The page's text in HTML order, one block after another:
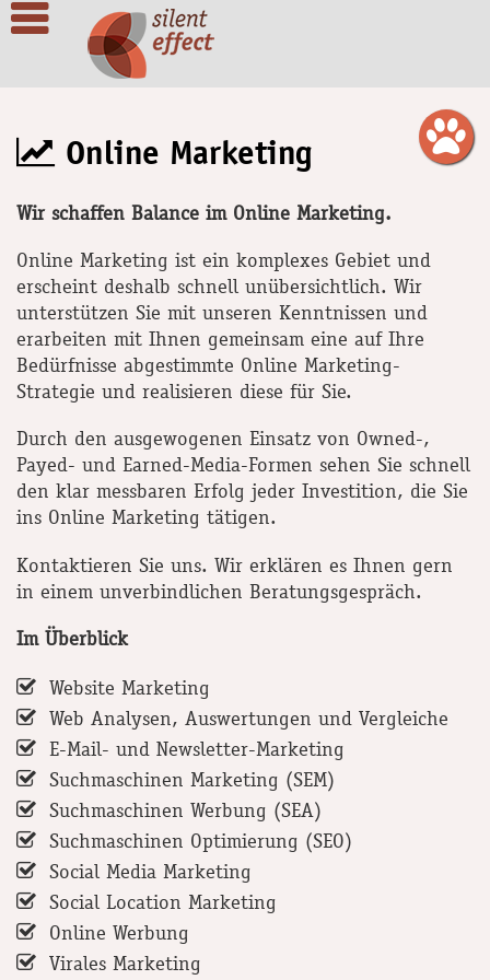
Online Marketing
Wir schaffen Balance im Online Marketing.
Online Marketing ist ein komplexes Gebiet und
erscheint deshalb schnell unübersichtlich. Wir
unterstützen Sie mit unseren Kenntnissen und
erarbeiten mit Ihnen gemeinsam eine auf Ihre
Bedürfnisse abgestimmte Online Marketing-
Strategie und realisieren diese für Sie.
Durch den ausgewogenen Einsatz von Owned-,
Payed- und Earned-Media-Formen sehen Sie schnell
den klar messbaren Erfolg jeder Investition, die Sie
ins Online Marketing tätigen.
Kontaktieren Sie uns. Wir erklären es Ihnen gern
in einem unverbindlichen Beratungsgespräch.
Im Überblick
Website Marketing
Web Analysen, Auswertungen und Vergleiche
E-Mail- und Newsletter-Marketing
Suchmaschinen Marketing (SEM)
Suchmaschinen Werbung (SEA)
Suchmaschinen Optimierung (SEO)
Social Media Marketing
Social Location Marketing
Online Werbung
Virales Marketing